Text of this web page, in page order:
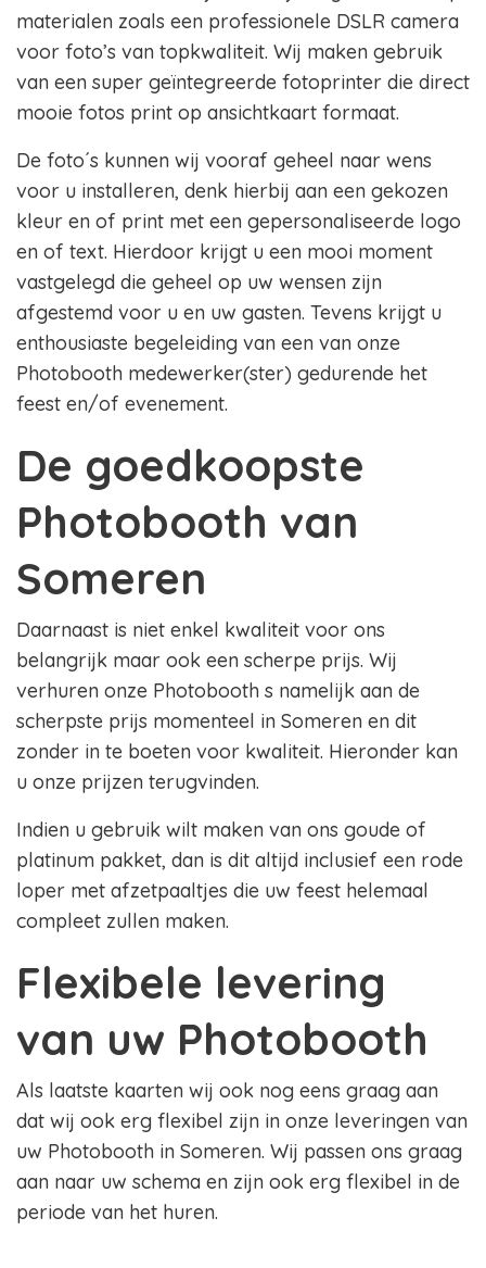
materialen zoals een professionele DSLR camera
voor foto’s van topkwaliteit. Wij maken gebruik
van een super geïntegreerde fotoprinter die direct
mooie fotos print op ansichtkaart formaat.
De foto´s kunnen wij vooraf geheel naar wens
voor u installeren, denk hierbij aan een gekozen
kleur en of print met een gepersonaliseerde logo
en of text. Hierdoor krijgt u een mooi moment
vastgelegd die geheel op uw wensen zijn
afgestemd voor u en uw gasten. Tevens krijgt u
enthousiaste begeleiding van een van onze
Photobooth medewerker(ster) gedurende het
feest en/of evenement.
De goedkoopste
Photobooth van
Someren
Daarnaast is niet enkel kwaliteit voor ons
belangrijk maar ook een scherpe prijs. Wij
verhuren onze Photobooth s namelijk aan de
scherpste prijs momenteel in Someren en dit
zonder in te boeten voor kwaliteit. Hieronder kan
u onze prijzen terugvinden.
Indien u gebruik wilt maken van ons goude of
platinum pakket, dan is dit altijd inclusief een rode
loper met afzetpaaltjes die uw feest helemaal
compleet zullen maken.
Flexibele levering
van uw Photobooth
Als laatste kaarten wij ook nog eens graag aan
dat wij ook erg flexibel zijn in onze leveringen van
uw Photobooth in Someren. Wij passen ons graag
aan naar uw schema en zijn ook erg flexibel in de
periode van het huren.